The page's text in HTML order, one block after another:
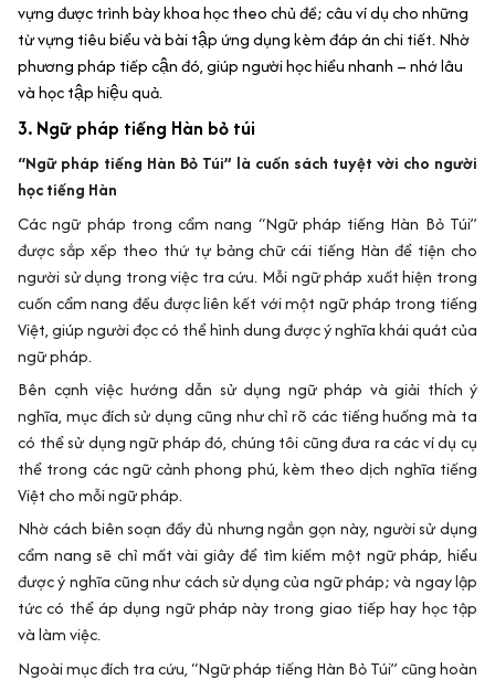
vựng được trình bày khoa học theo chủ đề; câu ví dụ cho những
từ vựng tiêu biểu và bài tập ứng dụng kèm đáp án chi tiết. Nhờ
phương pháp tiếp cận đó, giúp người học hiểu nhanh – nhớ lâu
và họctập hiệu quả.
3. Ngữ pháp tiếng Hàn bỏ túi
“Ngữ pháp tiếng Hàn Bỏ Túi” là cuốn sách tuyệt vời cho người
học tiếng Hàn
Các ngữ pháp trong cẩm nang “Ngữ pháp tiếng Hàn Bỏ Túi”
được sắp xếp theo thứ tự bảng chữ cái tiếng Hàn để tiện cho
người sử dụng trong việc tra cứu. Mỗi ngữ pháp xuất hiện trong
cuốn cẩm nang đều được liên kết với một ngữ pháp trong tiếng
Việt, giúp người đọc có thể hình dung được ý nghĩa khái quát của
ngữ pháp.
Bên cạnh việc hướng dẫn sử dụng ngữ pháp và giải thích ý
nghĩa, mục đích sử dụng cũng như chỉ rõ các tiếng huống mà ta
có thể sử dụng ngữ pháp đó, chúng tôi cũng đưa ra các ví dụ cụ
thể trong các ngữ cảnh phong phú, kèm theo dịch nghĩa tiếng
Việt cho mỗi ngữ pháp.
Nhờ cách biên soạn đầy đủ nhưng ngắn gọn này, người sử dụng
cẩm nang sẽ chỉ mất vài giây để tìm kiếm một ngữ pháp, hiểu
được ý nghĩa cũng như cách sử dụng của ngữ pháp; và ngay lập
tức có thể áp dụng ngữ pháp này trong giao tiếp hay học tập
và làm việc.
Ngoài mục đích tra cứu, “Ngữ pháp tiếng Hàn Bỏ Túi” cũng hoàn